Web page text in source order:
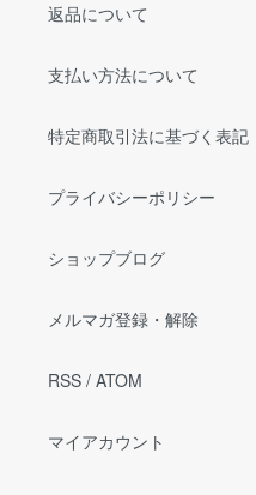
返品について
支払い方法について
特定商取引法に基づく表記
プライバシーポリシー
ショップブログ
メルマガ登録・解除
RSS / ATOM
マイアカウント